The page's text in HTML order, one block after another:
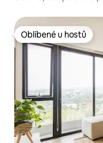
Oblíbené u hostů
Oblíbené u hostů